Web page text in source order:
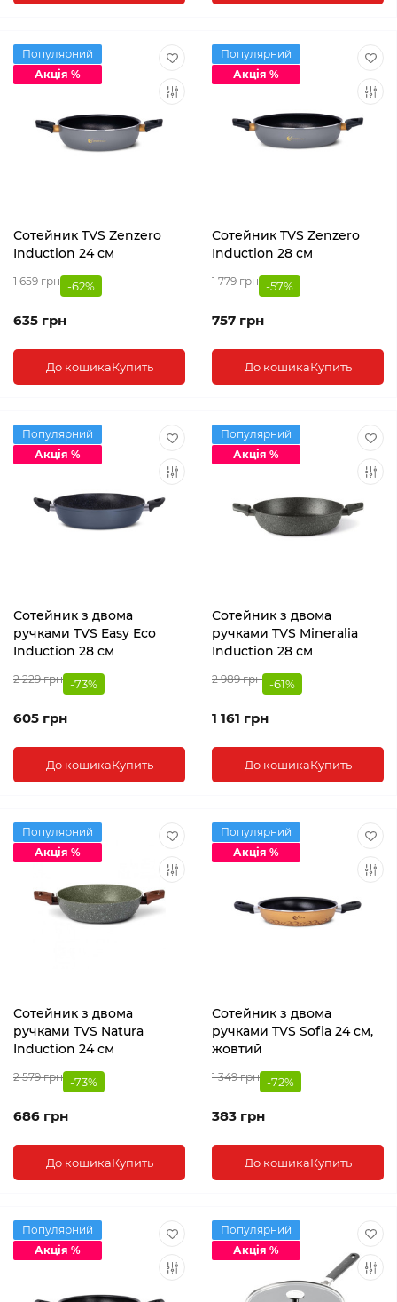
Популярний
Акція %
Сотейник TVS Zenzero
Induction 24 см
1 659 грн -62%
635 грн
До кошикаКупить
Популярний
Акція %
Сотейник TVS Zenzero
Induction 28 см
1 779 грн -57%
757 грн
До кошикаКупить
Популярний
Акція %
Сотейник з двома
ручками TVS Easy Eco
Induction 28 см
2 229 грн -73%
605 грн
До кошикаКупить
Популярний
Акція %
Сотейник з двома
ручками TVS Mineralia
Induction 28 см
2 989 грн -61%
1 161 грн
До кошикаКупить
Популярний
Акція %
Сотейник з двома
ручками TVS Natura
Induction 24 см
2 579 грн -73%
686 грн
До кошикаКупить
Популярний
Акція %
Сотейник з двома
ручками TVS Sofia 24 см,
жовтий
1 349 грн -72%
383 грн
До кошикаКупить
Популярний
Акція %
Популярний
Акція %